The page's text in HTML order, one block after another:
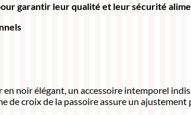
garantir leur qualité et leur sécurité
en noir élégant, un accessoire intemporel
de croix de la passoire assure un